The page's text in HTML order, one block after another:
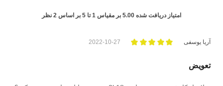
امتیاز دریافت شده 5.00 بر مقیاس 1تا 5 بر اساس 2 نظر
آریا یوسفی 2022-10-27
تعویض